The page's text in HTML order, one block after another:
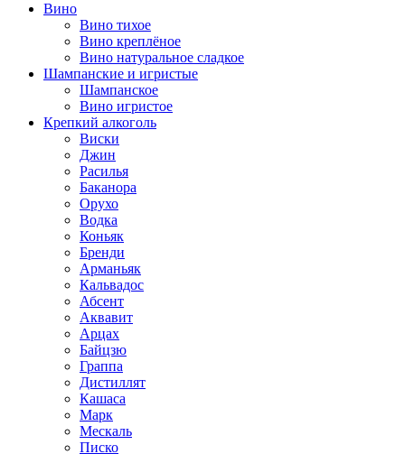
Вино
Вино тихое
Вино креплёное
Вино натуральное сладкое
Шампанские и игристые
Шампанское
Вино игристое
Крепкий алкоголь
Виски
Джин
Расилья
Баканора
Орухо
Водка
Коньяк
Бренди
Арманьяк
Кальвадос
Абсент
Аквавит
Арцах
Байцзю
Граппа
Дистиллят
Кашаса
Марк
Мескаль
Писко